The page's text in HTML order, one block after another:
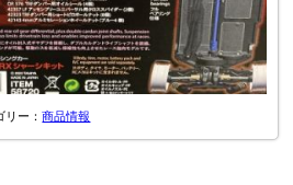
リー：商品情報